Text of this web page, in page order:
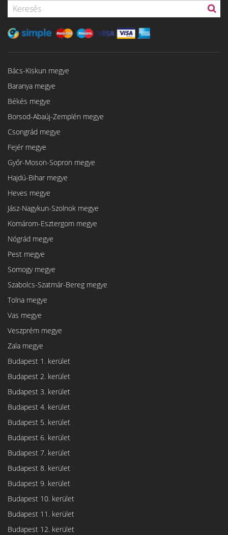
Bács-Kiskun megye
Baranya megye
Békés megye
Borsod-Abaúj-Zemplén megye
Csongrád megye
Fejér megye
Győr-Moson-Sopron megye
Hajdú-Bihar megye
Heves megye
Jász-Nagykun-Szolnok megye
Komárom-Esztergom megye
Nógrád megye
Pest megye
Somogy megye
Szabolcs-Szatmár-Bereg megye
Tolna megye
Vas megye
Veszprém megye
Zala megye
Budapest 1. kerület
Budapest 2. kerület
Budapest 3. kerület
Budapest 4. kerület
Budapest 5. kerület
Budapest 6. kerület
Budapest 7. kerület
Budapest 8. kerület
Budapest 9. kerület
Budapest 10. kerület
Budapest 11. kerület
Budapest 12. kerület